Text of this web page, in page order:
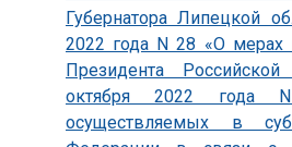
Губернатора Липецкой
2022 года N 28 «О мерах
Президента
октября 2022 года
осуществляемых в